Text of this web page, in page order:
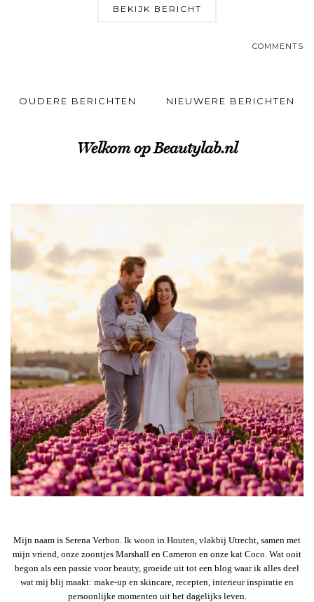
BEKIJK BERICHT
COMMENTS
OUDERE BERICHTEN NIEUWERE BERICHTEN
Welkom op Beautylab.nl
Mijn naam is Serena Verbon. Ik woon in Houten, vlakbij Utrecht, samen met
mijn vriend, onze zoontjes Marshall en Cameron en onze kat Coco. Wat ooit
begon als een passie voor beauty, groeide uit tot een blog waar ik alles deel
wat mij blij maakt: make-up en skincare, recepten, interieur inspiratie en
persoonlijke momenten uit het dagelijks leven.